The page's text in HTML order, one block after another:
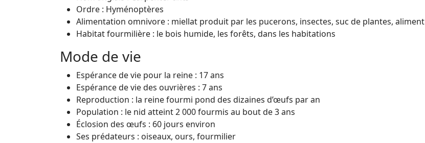
Ordre : Hyménoptères
Alimentation omnivore : miellat produit par les pucerons, insectes, suc de plantes, aliment
Habitat fourmilière : le bois humide, les forêts, dans les habitations
Mode de vie
Espérance de vie pour la reine : 17 ans
Espérance de vie des ouvrières : 7 ans
Reproduction : la reine fourmi pond des dizaines d’œufs par an
Population : le nid atteint 2 000 fourmis au bout de 3 ans
Éclosion des œufs : 60 jours environ
Ses prédateurs : oiseaux, ours, fourmilier